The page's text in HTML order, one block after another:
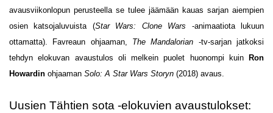
avausviikonlopun perusteella se tulee jäämään kauas sarjan aiempien
osien katsojaluvuista (Star Wars: Clone Wars -animaatiota lukuun
ottamatta). Favreaun ohjaaman, The Mandalorian -tv-sarjan jatkoksi
tehdyn elokuvan avaustulos oli melkein puolet huonompi kuin
Ron
Howardin ohjaaman Solo: A Star Wars Storyn (2018) avaus.
Uusien Tähtien sota -elokuvien avaustulokset: